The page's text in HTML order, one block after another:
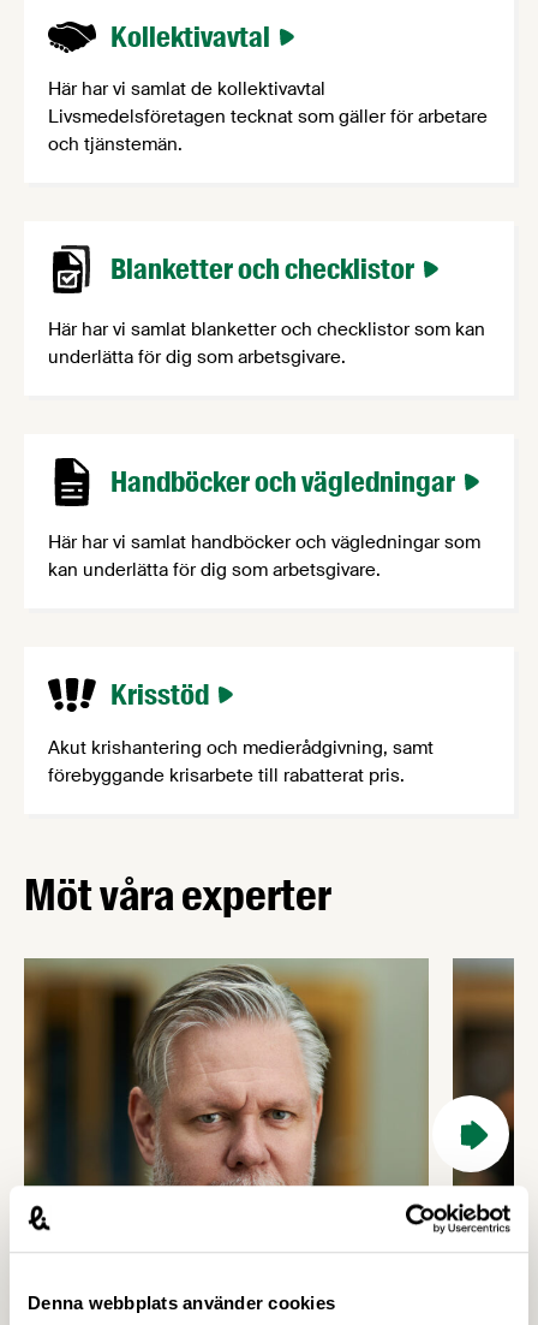
Denna webbplats använder cookies
Kollektivavtal
Här har vi samlat de kollektivavtal
Livsmedelsföretagen tecknat som gäller för arbetare
och tjänstemän.
Blanketter och checklistor
Här har vi samlat blanketter och checklistor som kan
underlätta för dig som arbetsgivare.
Handböcker och vägledningar
Här har vi samlat handböcker och vägledningar som
kan underlätta för dig som arbetsgivare.
Krisstöd
Akut krishantering och medierådgivning, samt
förebyggande krisarbete till rabatterat pris.
Möt våra experter